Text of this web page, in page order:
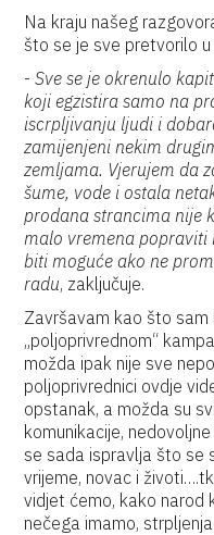
Na kraju našeg
što se je sve pretvorilo
-Sve se je okrenulo
koji egzistira samo na
iscrpljivanju ljudi i
zamijenjeni nekim
zemljama. Vjerujem da
šume, vode i ostala
prodana strancima nije
malo vremena popraviti
biti moguće ako ne
radu, zaključuje.
Završavam kao što sam
„poljoprivrednom“
možda ipak nije sve
poljoprivrednici ovdje
opstanak, a možda su
komunikacije,
se sada ispravlja što se
vrijeme, novac i
vidjet ćemo, kako narod
nečega imamo,